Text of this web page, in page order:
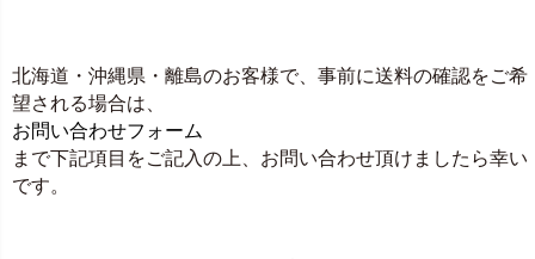
北海道・沖縄県・離島のお客様で、事前に送料の確認をご希
望される場合は、
お問い合わせフォーム
まで下記項目をご記入の上、お問い合わせ頂けましたら幸い
です。